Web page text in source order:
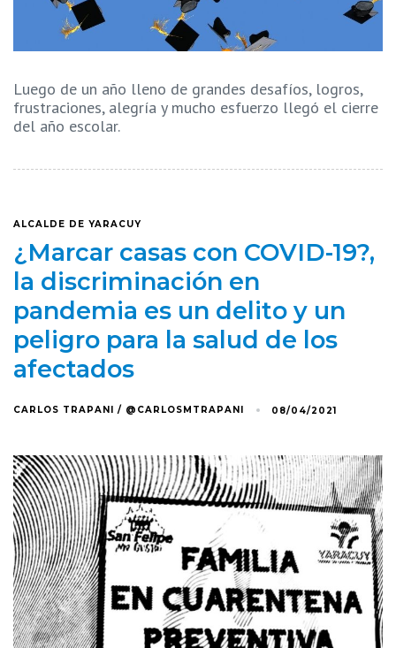
Luego de un año lleno de grandes desafíos, logros,
frustraciones, alegría y mucho esfuerzo llegó el cierre
del año escolar.
ALCALDE DE YARACUY
¿Marcar casas con COVID-19?,
la discriminación en
pandemia es un delito y un
peligro para la salud de los
afectados
CARLOS TRAPANI / @CARLOSMTRAPANI 08/04/2021